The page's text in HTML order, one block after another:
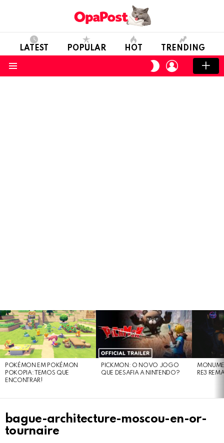
LATEST POPULAR HOT TRENDING
SWITCH
SKIN
LOGIN
LATEST
STORIES
POKÉMON EM POKÉMON
POKOPIA: TEMOS QUE
ENCONTRAR!
PICKMON: O NOVO JOGO
QUE DESAFIA A NINTENDO?
RE3
bague-architecture-moscou-en-or-
tournaire